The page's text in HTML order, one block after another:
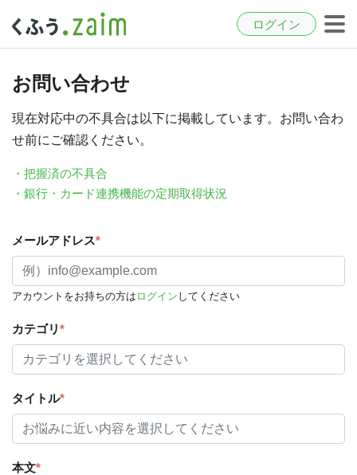
ログイン
お問い合わせ
現在対応中の不具合は以下に掲載しています。お問い合わ
せ前にご確認ください。
・把握済の不具合
・銀行・カード連携機能の定期取得状況
メールアドレス*
アカウントをお持ちの方は ログイン してください
カテゴリ*
タイトル*
本文*